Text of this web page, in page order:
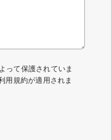
て保護されていま
用規約が適用されま